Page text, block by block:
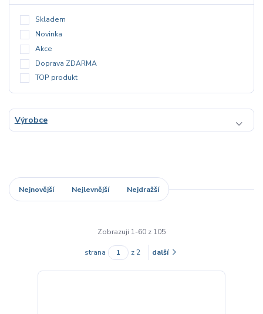
Skladem
Novinka
Akce
Doprava ZDARMA
TOP produkt
Výrobce
Nejnovější Nejlevnější Nejdražší
Zobrazuji 1-60 z 105
strana z 2 další